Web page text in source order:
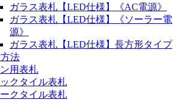
ガラス表札【LED仕様】《AC電源》
ガラス表札【LED仕様】《ソーラー電
源》
ガラス表札【LED仕様】長方形タイプ
法
用表札
クタイル表札
クタイル表札